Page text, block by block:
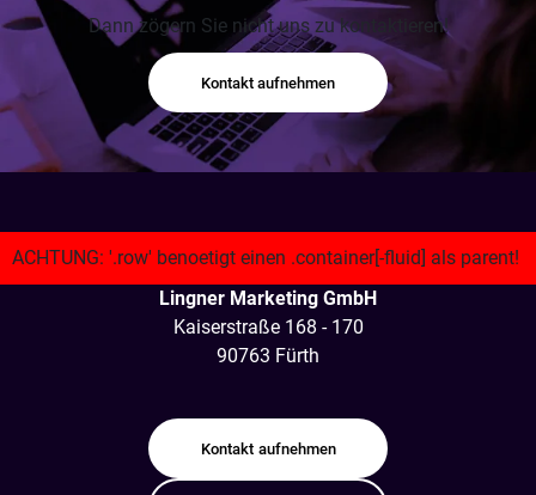
Dann zögern Sie nicht uns zu kontaktieren!
Kontakt aufnehmen
Lingner Marketing GmbH
Kaiserstraße 168 - 170
90763 Fürth
Kontakt aufnehmen